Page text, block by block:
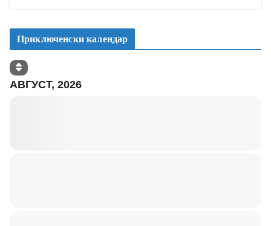
Приключенски календар
АВГУСТ, 2026